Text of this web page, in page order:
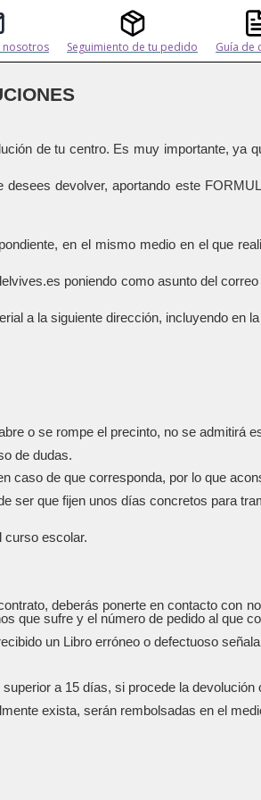
nosotros Seguimiento de tu pedido Guía de
de tu centro. Es muy importante, ya
devolver, aportando este
en el mismo medio en el que
poniendo como asunto del correo
a la siguiente dirección, incluyendo en
o se rompe el precinto, no se admitirá
de dudas.
caso de que corresponda, por lo que
ser que fijen unos días concretos para
curso escolar.
deberás ponerte en contacto con
que sufre y el número de pedido al que
un Libro erróneo o defectuoso
a 15 días, si procede la devolución
exista, serán rembolsadas en el